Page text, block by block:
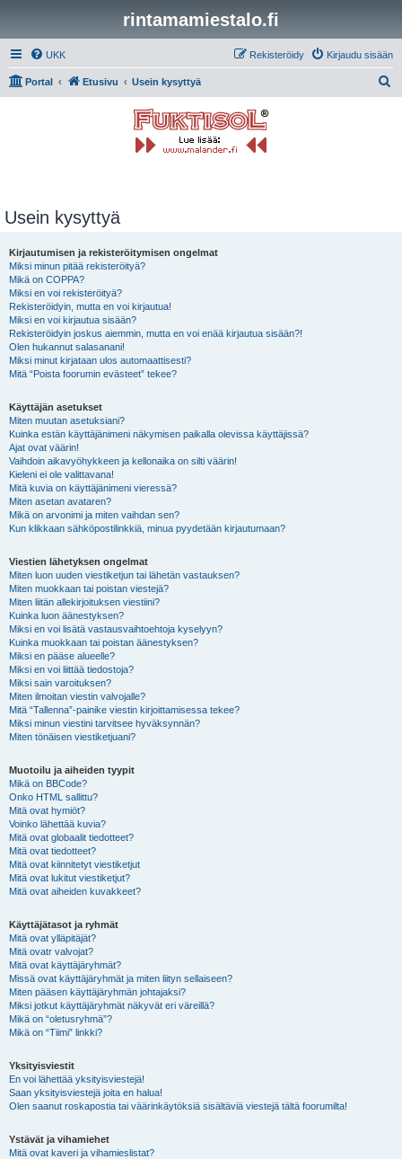
rintamamiestalo.fi
UKK Kirjaudu sisään
Rekisteröidy
Portal Etusivu Usein kysyttyä
Usein kysyttyä
Kirjautumisen ja rekisteröitymisen ongelmat
Miksi minun pitää rekisteröityä?
Mikä on COPPA?
Miksi en voi rekisteröityä?
Rekisteröidyin, mutta en voi kirjautua!
Miksi en voi kirjautua sisään?
Rekisteröidyin joskus aiemmin, mutta en voi enää kirjautua sisään?!
Olen hukannut salasanani!
Miksi minut kirjataan ulos automaattisesti?
Mitä “Poista foorumin evästeet” tekee?
Käyttäjän asetukset
Miten muutan asetuksiani?
Kuinka estän käyttäjänimeni näkymisen paikalla olevissa käyttäjissä?
Ajat ovat väärin!
Vaihdoin aikavyöhykkeen ja kellonaika on silti väärin!
Kieleni ei ole valittavana!
Mitä kuvia on käyttäjänimeni vieressä?
Miten asetan avataren?
Mikä on arvonimi ja miten vaihdan sen?
Kun klikkaan sähköpostilinkkiä, minua pyydetään kirjautumaan?
Viestien lähetyksen ongelmat
Miten luon uuden viestiketjun tai lähetän vastauksen?
Miten muokkaan tai poistan viestejä?
Miten liitän allekirjoituksen viestiini?
Kuinka luon äänestyksen?
Miksi en voi lisätä vastausvaihtoehtoja kyselyyn?
Kuinka muokkaan tai poistan äänestyksen?
Miksi en pääse alueelle?
Miksi en voi liittää tiedostoja?
Miksi sain varoituksen?
Miten ilmoitan viestin valvojalle?
Mitä “Tallenna”-painike viestin kirjoittamisessa tekee?
Miksi minun viestini tarvitsee hyväksynnän?
Miten tönäisen viestiketjuani?
Muotoilu ja aiheiden tyypit
Mikä on BBCode?
Onko HTML sallittu?
Mitä ovat hymiöt?
Voinko lähettää kuvia?
Mitä ovat globaalit tiedotteet?
Mitä ovat tiedotteet?
Mitä ovat kiinnitetyt viestiketjut
Mitä ovat lukitut viestiketjut?
Mitä ovat aiheiden kuvakkeet?
Käyttäjätasot ja ryhmät
Mitä ovat ylläpitäjät?
Mitä ovatr valvojat?
Mitä ovat käyttäjäryhmät?
Missä ovat käyttäjäryhmät ja miten liityn sellaiseen?
Miten pääsen käyttäjäryhmän johtajaksi?
Miksi jotkut käyttäjäryhmät näkyvät eri väreillä?
Mikä on “oletusryhmä”?
Mikä on “Tiimi” linkki?
Yksityisviestit
En voi lähettää yksityisviestejä!
Saan yksityisviestejä joita en halua!
Olen saanut roskapostia tai väärinkäytöksiä sisältäviä viestejä tältä foorumilta!
Ystävät ja vihamiehet
Mitä ovat kaveri ja vihamieslistat?